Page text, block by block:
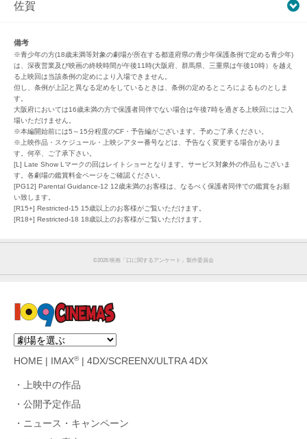
佐賀
備考
※青少年の方(18歳未満等対象の劇場が所在する都道府県の青少年保護条例で定める青少年)
は、深夜営業及び映画の終映時間が午後11時(大阪府、群馬県、三重県は午後10時）を越え
る上映回は当該条例の定めにより入場できません。
但し、条例が上記と異なる定めをしているときは、条例の定めるところによるものとしま
す。
大阪府においては16歳未満の方で保護者同伴でない場合は午後7時を過ぎる上映回にはご入
場いただけません。
※本編開始前には5～15分程度のCF・予告編がございます。予めご了承ください。
※上映作品・スケジュール・上映シアター番号などは、予告なく変更する場合がありま
す。何卒、ご了承下さい。
[L] Late Show Lマークの回はレイトショーとなります。サービス対象外の作品もございま
す。各劇場の鑑賞料金ページをご確認ください。
[PG12] Parental Guidance-12 12歳未満のお客様は、なるべく保護者同伴での鑑賞をお願
い致します。
[R15+] Restricted-15 15歳以上のお客様がご覧いただけます。
[R18+] Restricted-18 18歳以上のお客様がご覧いただけます。
©︎2026 映画「口に関するアンケート」製作委員会
HOME IMAX®| 4DX/SCREENX/ULTRA 4DX
上映中の作品
公開予定作品
ニュース・キャンペーン